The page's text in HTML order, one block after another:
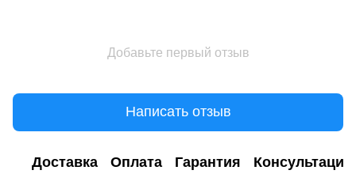
Добавьте первый отзыв
Написать отзыв
Доставка Оплата Гарантия Консультация